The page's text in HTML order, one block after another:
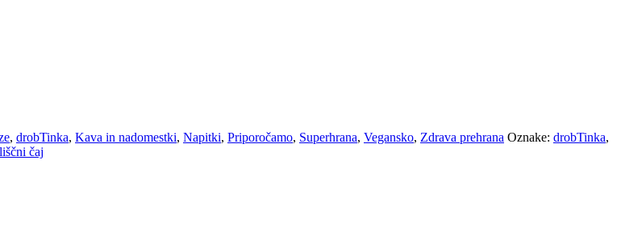
, drobTinka, Kava in nadomestki, Napitki, Priporočamo, Superhrana, Vegansko, Zdrava prehrana Oznake: drobTinka,
čaj